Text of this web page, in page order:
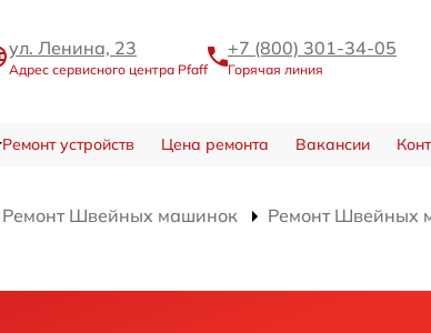
ул. Ленина, 23
Адрес сервисного центра Pfaff
+7 (800) 301-34-05
Горячая линия
Ремонт устройств Цена ремонта Вакансии
Ремонт Швейных машинок
Ремонт Швейных